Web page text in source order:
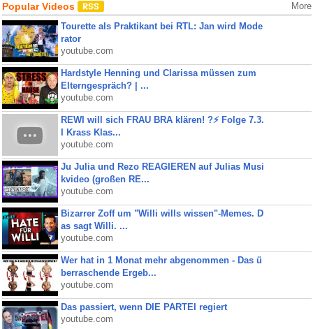
Popular Videos More
Tourette als Praktikant bei RTL: Jan wird Mode
rator
youtube.com
Hardstyle Henning und Clarissa müssen zum
Elterngespräch? | ...
youtube.com
REWI will sich FRAU BRA klären! ?⚡️ Folge 7.3.
I Krass Klas...
youtube.com
Ju Julia und Rezo REAGIEREN auf Julias Musi
kvideo (großen RE...
youtube.com
Bizarrer Zoff um "Willi wills wissen"-Memes. D
as sagt Willi. ...
youtube.com
Wer hat in 1 Monat mehr abgenommen - Das ü
berraschende Ergeb...
youtube.com
Das passiert, wenn DIE PARTEI regiert
youtube.com